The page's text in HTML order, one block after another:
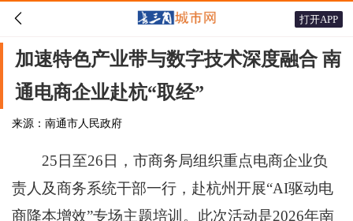
 打开APP
加速特色产业带与数字技术深度融合 南
通电商企业赴杭“取经”
来源：南通市人民政府
25日至26日，市商务局组织重点电商企业负
责人及商务系统干部一行，赴杭州开展“AI驱动电
商降本增效”专场主题培训。此次活动是2026年南